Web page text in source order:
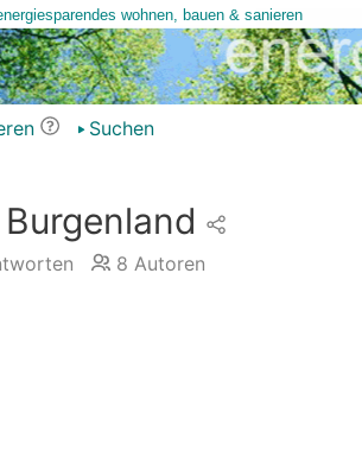
Suchen
8 Autoren